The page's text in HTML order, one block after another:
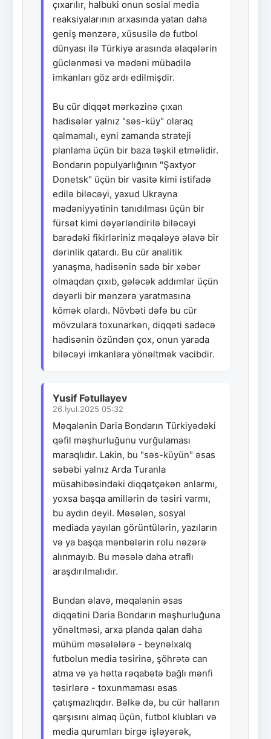
çıxarılır, halbuki onun sosial media
reaksiyalarının arxasında yatan daha
geniş mənzərə, xüsusilə də futbol
dünyası ilə Türkiyə arasında əlaqələrin
güclənməsi və mədəni mübadilə
imkanları göz ardı edilmişdir.
Bu cür diqqət mərkəzinə çıxan
hadisələr yalnız "səs-küy" olaraq
qalmamalı, eyni zamanda strateji
planlama üçün bir baza təşkil etməlidir.
Bondarın populyarlığının "Şaxtyor
Donetsk" üçün bir vasitə kimi istifadə
edilə biləcəyi, yaxud Ukrayna
mədəniyyətinin tanıdılması üçün bir
fürsət kimi dəyərləndirilə biləcəyi
barədəki fikirləriniz məqaləyə əlavə bir
dərinlik qatardı. Bu cür analitik
yanaşma, hadisənin sadə bir xəbər
olmaqdan çıxıb, gələcək addımlar üçün
dəyərli bir mənzərə yaratmasına
kömək olardı. Növbəti dəfə bu cür
mövzulara toxunarkən, diqqəti sadəcə
hadisənin özündən çox, onun yarada
biləcəyi imkanlara yönəltmək vacibdir.
Yusif Fətullayev
26.İyul.2025 05:32
Məqalənin Daria Bondarın Türkiyədəki
qəfil məşhurluğunu vurğulaması
maraqlıdır. Lakin, bu "səs-küyün" əsas
səbəbi yalnız Arda Turanla
müsahibəsindəki diqqətçəkən anlarmı,
yoxsa başqa amillərin də təsiri varmı,
bu aydın deyil. Məsələn, sosyal
mediada yayılan görüntülərin, yazıların
və ya başqa mənbələrin rolu nəzərə
alınmayıb. Bu məsələ daha ətraflı
araşdırılmalıdır.
Bundan əlavə, məqalənin əsas
diqqətini Daria Bondarın məşhurluğuna
yönəltməsi, arxa planda qalan daha
mühüm məsələlərə - beynəlxalq
futbolun media təsirinə, şöhrətə can
atma və ya hətta rəqabətə bağlı mənfi
təsirlərə - toxunmaması əsas
çatışmazlıqdır. Bəlkə də, bu cür halların
qarşısını almaq üçün, futbol klubları və
media qurumları birgə işləyərək,